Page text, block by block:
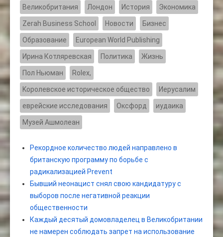
Великобритания Лондон История Экономика
Zerah Business School Новости Бизнес
Образование European World Publishing
Ирина Котляревская Политика Жизнь
Пол Ньюман Rolex,
Kоролевское историческое общество Иерусалим
еврейские исследования Оксфорд иудаика
Музей Ашмолеан
Рекордное количество людей направлено в
британскую программу по борьбе с
радикализацией Prevent
Бывший неонацист снял свою кандидатуру с
выборов после негативной реакции
общественности
Каждый десятый домовладелец в Великобритании
не намерен соблюдать запрет на использование